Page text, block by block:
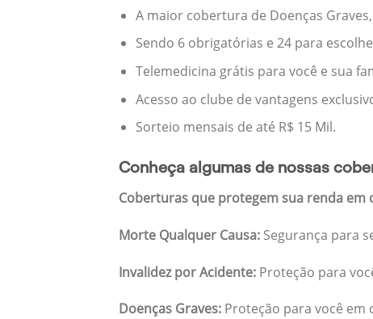
A maior cobertura de Doenças
Sendo 6 obrigatórias e 24 para
Telemedicina grátis para você e sua
Acesso ao clube de vantagens
Sorteio mensais de até R$ 15 Mil.
Conheça algumas de nossas
Coberturas que protegem sua renda em
Morte Qualquer Causa: Segurança para
Invalidez por Acidente: Proteção para
Doenças Graves: Proteção para você em